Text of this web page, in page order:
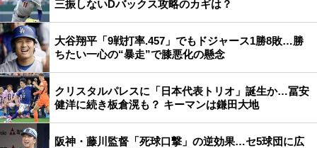
三振しないDバックス攻略のカギは？
大谷翔平「9戦打率.457」でもドジャース1勝8敗…勝
ちたい一心の“暴走”で膝悪化の懸念
クリスタルパレスに「日本代表トリオ」誕生か…冨安
健洋に続き板倉滉も？ キーマンは鎌田大地
阪神・藤川監督「死球口撃」の逆効果…セ5球団に広